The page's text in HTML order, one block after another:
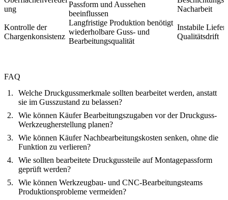
ung
Passform und Aussehen
beeinflussen
Nacharbeit
Kontrolle der
Chargenkonsistenz
Langfristige Produktion benötigt
wiederholbare Guss- und
Bearbeitungsqualität
Instabile
Qualitätsdrift
FAQ
Welche Druckgussmerkmale sollten bearbeitet werden, anstatt
sie im Gusszustand zu belassen?
Wie können Käufer Bearbeitungszugaben vor der Druckguss-
Werkzeugherstellung planen?
Wie können Käufer Nachbearbeitungskosten senken, ohne die
Funktion zu verlieren?
Wie sollten bearbeitete Druckgussteile auf Montagepassform
geprüft werden?
Wie können Werkzeugbau- und CNC-Bearbeitungsteams
Produktionsprobleme vermeiden?